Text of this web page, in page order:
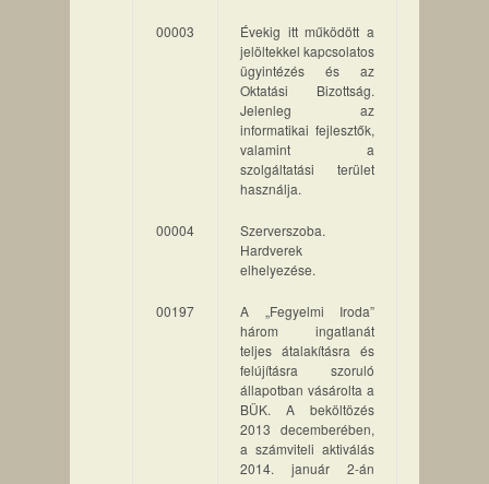
00003
Évekig itt működött a
jelöltekkel kapcsolatos
ügyintézés és az
Oktatási Bizottság.
Jelenleg az
informatikai fejlesztők,
valamint a
szolgáltatási terület
használja.
00004
Szerverszoba.
Hardverek
elhelyezése.
00197
A „Fegyelmi Iroda”
három ingatlanát
teljes átalakításra és
felújításra szoruló
állapotban vásárolta a
BÜK. A beköltözés
2013 decemberében,
a számviteli aktiválás
2014. január 2-án